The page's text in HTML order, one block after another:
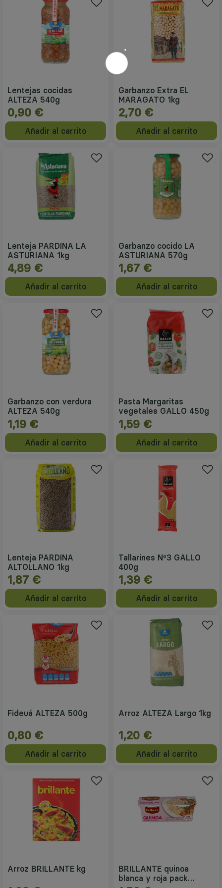
Lentejas cocidas
ALTEZA 540g
0,90 €
Añadir al carrito
Garbanzo Extra EL
MARAGATO 1kg
2,70 €
Añadir al carrito
Lenteja PARDINA LA
ASTURIANA 1kg
4,89 €
Añadir al carrito
Garbanzo cocido LA
ASTURIANA 570g
1,67 €
Añadir al carrito
Garbanzo con verdura
ALTEZA 540g
1,19 €
Añadir al carrito
Pasta Margaritas
vegetales GALLO 450g
1,59 €
Añadir al carrito
Lenteja PARDINA
ALTOLLANO 1kg
1,87 €
Añadir al carrito
Tallarines Nº3 GALLO
400g
1,39 €
Añadir al carrito
Fideuá ALTEZA 500g
0,80 €
Añadir al carrito
Arroz ALTEZA Largo 1kg
1,20 €
Añadir al carrito
Arroz BRILLANTE kg
BRILLANTE quinoa
blanca y roja pack